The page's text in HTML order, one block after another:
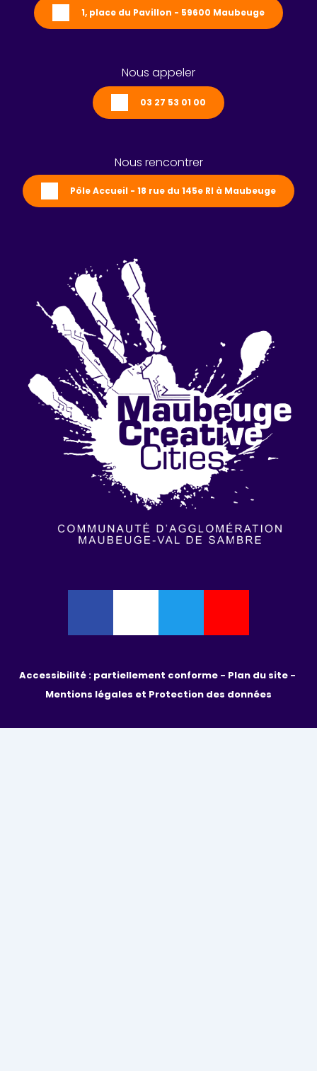
1, place du Pavillon - 59600 Maubeuge
Nous appeler
03 27 53 01 00
Nous rencontrer
Pôle Accueil - 18 rue du 145e RI à Maubeuge
Accessibilité : partiellement conforme -
Mentions légales et Protection des données